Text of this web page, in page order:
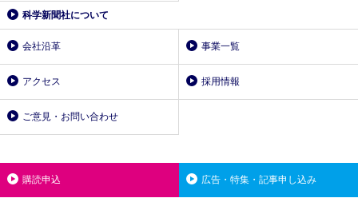
科学新聞社について
会社沿革 事業一覧
アクセス 採用情報
ご意見・お問い合わせ
購読申込 広告・特集・記事申し込み